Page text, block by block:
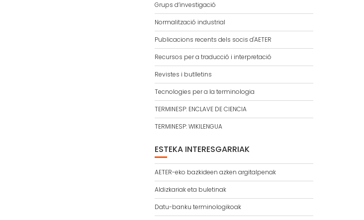
Grups d’investigació
Normalització industrial
Publicacions recents dels socis d'AETER
Recursos per a traducció i interpretació
Revistes i butlletins
Tecnologies per a la terminologia
TERMINESP: ENCLAVE DE CIENCIA
TERMINESP: WIKILENGUA
ESTEKA INTERESGARRIAK
AETER-eko bazkideen azken argitalpenak
Aldizkariak eta buletinak
Datu-banku terminologikoak